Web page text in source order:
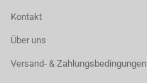
Kontakt
Über uns
Versand- & Zahlungsbedingungen